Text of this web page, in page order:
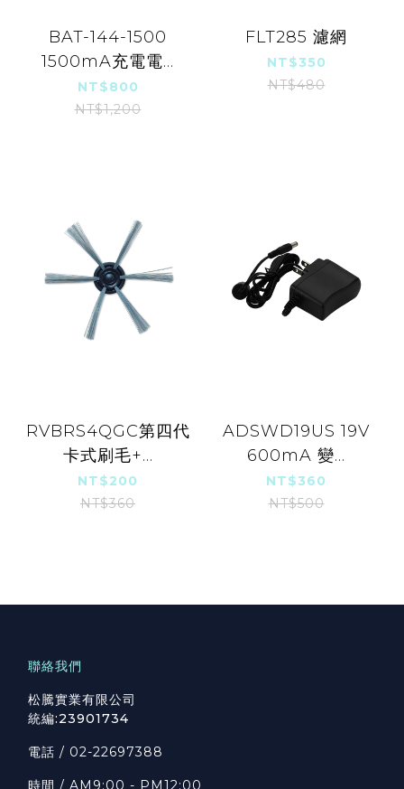
BAT-144-1500
1500mA充電電...
NT$800
NT$1,200
FLT285 濾網
NT$350
NT$480
RVBRS4QGC第四代
卡式刷毛+...
NT$200
NT$360
ADSWD19US 19V
600mA 變...
NT$360
NT$500
聯絡我們
松騰實業有限公司
統編:23901734
電話 / 02-22697388
時間 / AM 9:00 - PM12:00